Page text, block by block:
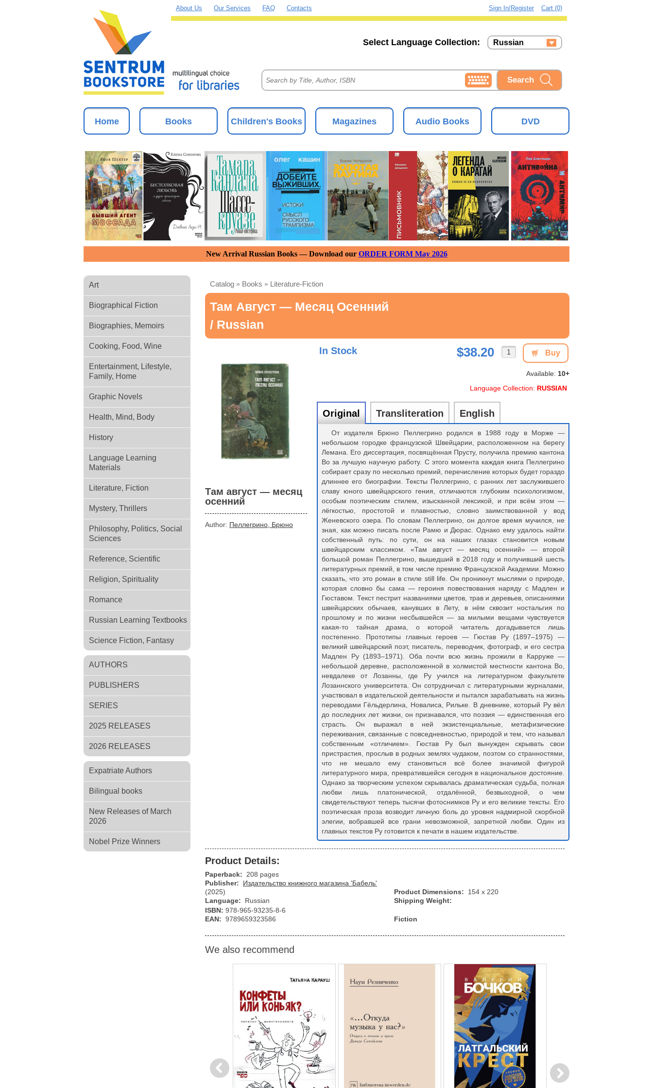
About Us Our Services FAQ Contacts Cart (0)
Sign In/Register
Russian
Ukrainian
Select Language Collection:
Home Books Children's Books Magazines Audio Books DVD
New Arrival Russian Books — Download our ORDER FORM May 2026
Art
Biographical Fiction
Biographies, Memoirs
Cooking, Food, Wine
Entertainment, Lifestyle,
Family, Home
Graphic Novels
Health, Mind, Body
History
Language Learning
Materials
Literature, Fiction
Mystery, Thrillers
Philosophy, Politics, Social
Sciences
Reference, Scientific
Religion, Spirituality
Romance
Russian Learning Textbooks
Science Fiction, Fantasy
AUTHORS
PUBLISHERS
SERIES
2025 RELEASES
2026 RELEASES
Expatriate Authors
Bilingual books
New Releases of March
2026
Nobel Prize Winners
Catalog » Books » Literature-Fiction
Там Август — Месяц Осенний
/ Russian
Там август — месяц
осенний
Author: Пеллегрино, Брюно
In Stock Buy
$38.20
Available: 10+
Language Collection: RUSSIAN
Original Transliteration English
От издателя Брюно Пеллегрино родился в 1988 году в Морже —
небольшом городке французской Швейцарии, расположенном на берегу
Лемана. Его диссертация, посвящённая Прусту, получила премию кантона
Во за лучшую научную работу. С этого момента каждая книга Пеллегрино
собирает сразу по несколько премий, перечисление которых будет гораздо
длиннее его биографии. Тексты Пеллегрино, с ранних лет заслужившего
славу юного швейцарского гения, отличаются глубоким психологизмом,
особым поэтическим стилем, изысканной лексикой, и при всём этом —
лёгкостью, простотой и плавностью, словно заимствованной у вод
Женевского озера. По словам Пеллегрино, он долгое время мучился, не
зная, как можно писать после Рамю и Дюрас. Однако ему удалось найти
собственный путь: по сути, он на наших глазах становится новым
швейцарским классиком. «Там август — месяц осенний» — второй
большой роман Пеллегрино, вышедший в 2018 году и получивший шесть
литературных премий, в том числе премию Французской Академии. Можно
сказать, что это роман в стиле still life. Он проникнут мыслями о природе,
которая словно бы сама — героиня повествования наряду с Мадлен и
Гюставом. Текст пестрит названиями цветов, трав и деревьев, описаниями
швейцарских обычаев, канувших в Лету, в нём сквозит ностальгия по
прошлому и по жизни несбывшейся — за милыми вещами чувствуется
какая-то тайная драма, о которой читатель догадывается лишь
постепенно. Прототипы главных героев — Гюстав Ру (1897–1975) —
великий швейцарский поэт, писатель, переводчик, фотограф, и его сестра
Мадлен Ру (1893–1971). Оба почти всю жизнь прожили в Карруже —
небольшой деревне, расположенной в холмистой местности кантона Во,
невдалеке от Лозанны, где Ру учился на литературном факультете
Лозаннского университета. Он сотрудничал с литературными журналами,
участвовал в издательской деятельности и пытался зарабатывать на жизнь
переводами Гёльдерлина, Новалиса, Рильке. В дневнике, который Ру вёл
до последних лет жизни, он признавался, что поэзия — единственная его
страсть. Он выражал в ней экзистенциальные, метафизические
переживания, связанные с повседневностью, природой и тем, что называл
собственным «отличием». Гюстав Ру был вынужден скрывать свои
пристрастия, прослыв в родных землях чудаком, поэтом со странностями,
что не мешало ему становиться всё более значимой фигурой
литературного мира, превратившейся сегодня в национальное достояние.
Однако за творческим успехом скрывалась драматическая судьба, полная
любви лишь платонической, отдалённой, безвыходной, о чем
свидетельствуют теперь тысячи фотоснимков Ру и его великие тексты. Его
поэтическая проза возводит личную боль до уровня надмирной скорбной
элегии, вобравшей все грани невозможной, запретной любви. Один из
главных текстов Ру готовится к печати в нашем издательстве.
Product Details:
Paperback:
208 pages
Publisher:
Издательство книжного магазина 'Бабель'
(2025)
Language:
Russian
Product Dimensions:
154 x 220
Shipping Weight:
ISBN: 978-965-93235-8-6
EAN: 9789659323586 Fiction
We also recommend
Previous
Next